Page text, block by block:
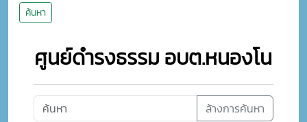
ค้นหา
ศูนย์ดำรงธรรม อบต.หนองโน
ล้างการค้นหา